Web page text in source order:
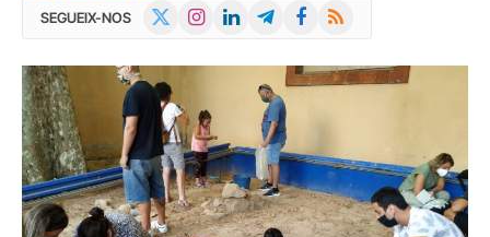
SEGUEIX-NOS InstagramLinkedInTelegramFacebook
RSS